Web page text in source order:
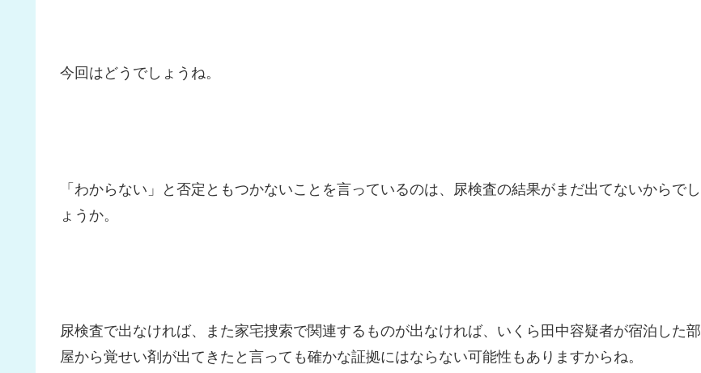
今回はどうでしょうね。
「わからない」と否定ともつかないことを言っているのは、尿検査の結果がまだ出てないからでし
ょうか。
尿検査で出なければ、また家宅捜索で関連するものが出なければ、いくら田中容疑者が宿泊した部
屋から覚せい剤が出てきたと言っても確かな証拠にはならない可能性もありますからね。